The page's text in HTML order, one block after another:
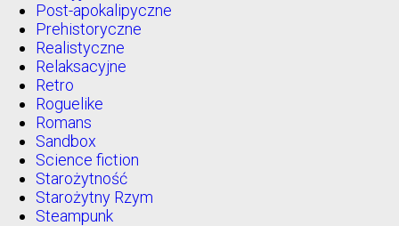
Post-apokalipyczne
Prehistoryczne
Realistyczne
Relaksacyjne
Retro
Roguelike
Romans
Sandbox
Science fiction
Starożytność
Starożytny Rzym
Steampunk